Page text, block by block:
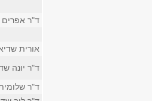
ד"ר
אורית
ד"ר יונה
ד"ר